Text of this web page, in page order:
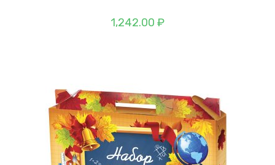
1,242.00 ₽